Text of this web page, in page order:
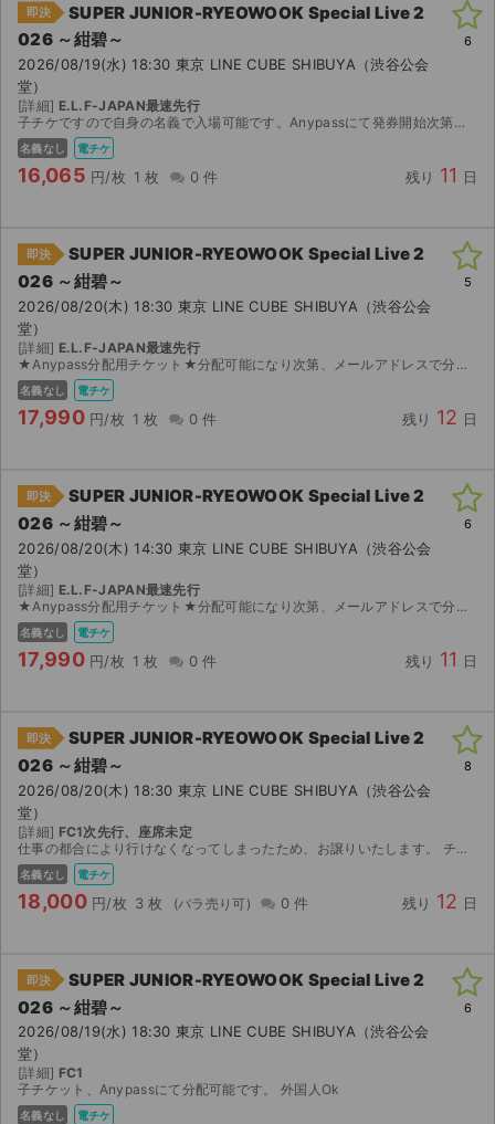
サイト情報
チケットジャム利用規約
プライバシーポリシー
特定商取引法に基づく表記
公演登録依頼
チケットジャムの取り組み
音楽情報
即決
SUPER JUNIOR-RYEOWOOK Special Live 2
026 ～紺碧～
2026/08/19(水) 18:30 東京 LINE CUBE SHIBUYA（渋谷公会
堂）
[詳細] E.L.F-JAPAN最速先行
子チケですので自身の名義で入場可能です。Anypassにて発券開始次第分配させて頂きます。 ※3公演分出品しております。 全て当方との連番です。 － － － － － － － － － － －...
名義なし 電チケ
16,065 円/枚 1 枚 0 件 残り 11 日
6
即決
SUPER JUNIOR-RYEOWOOK Special Live 2
026 ～紺碧～
2026/08/20(木) 18:30 東京 LINE CUBE SHIBUYA（渋谷公会
堂）
[詳細] E.L.F-JAPAN最速先行
★Anypass分配用チケット★分配可能になり次第、メールアドレスで分配します。ご入金後、連絡ボードにメールアドレスを送信してください。迅速に対応いたしますので、よろしくお願いします。
名義なし 電チケ
17,990 円/枚 1 枚 0 件 残り 12 日
5
即決
SUPER JUNIOR-RYEOWOOK Special Live 2
026 ～紺碧～
2026/08/20(木) 14:30 東京 LINE CUBE SHIBUYA（渋谷公会
堂）
[詳細] E.L.F-JAPAN最速先行
★Anypass分配用チケット★分配可能になり次第、メールアドレスで分配します。ご入金後、連絡ボードにメールアドレスを送信してください。迅速に対応いたしますので、よろしくお願いします。
名義なし 電チケ
17,990 円/枚 1 枚 0 件 残り 11 日
6
即決
SUPER JUNIOR-RYEOWOOK Special Live 2
026 ～紺碧～
2026/08/20(木) 18:30 東京 LINE CUBE SHIBUYA（渋谷公会
堂）
[詳細] FC1次先行、座席未定
仕事の都合により行けなくなってしまったため、お譲りいたします。 チケットは、親チケット1枚・子チケット2枚の最大4連番です。 【お渡し方法】 子チケット（2枚）：AnyPASSにて分配いたします...
名義なし 電チケ
18,000 円/枚 3 枚 0 件 残り 12 日
8
即決
SUPER JUNIOR-RYEOWOOK Special Live 2
026 ～紺碧～
2026/08/19(水) 18:30 東京 LINE CUBE SHIBUYA（渋谷公会
堂）
[詳細] FC1
子チケット、Anypassにて分配可能です。 外国人Ok
名義なし 電チケ
6